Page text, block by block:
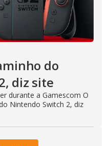
do
diz site
durante a Gamescom O
Nintendo Switch 2, diz